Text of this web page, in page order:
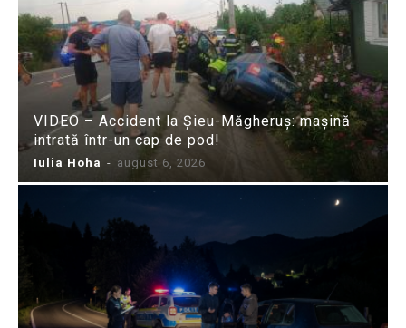
VIDEO – Accident la Șieu-Măgheruș: mașină
intrată într-un cap de pod!
Iulia Hoha - august 6, 2026